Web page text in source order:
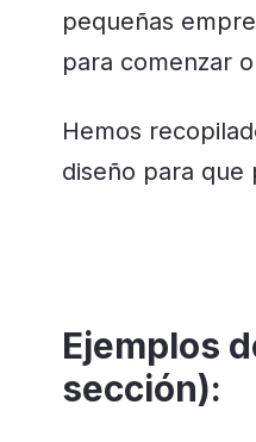
pequeñas
para comenzar
Hemos
diseño para que
Ejemplos
sección):